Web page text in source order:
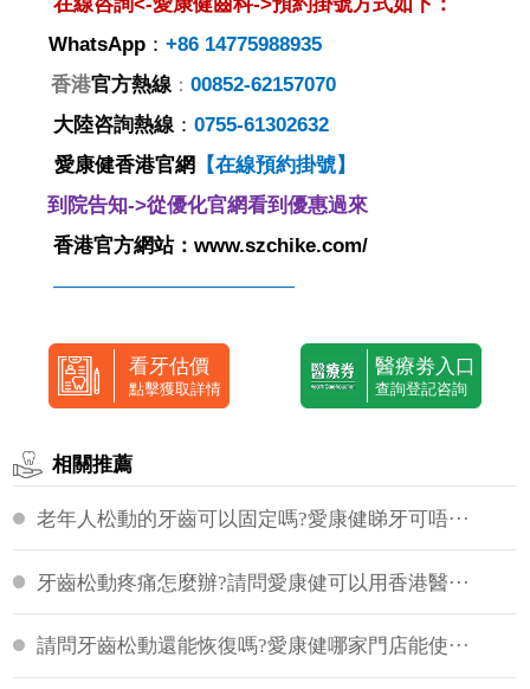
WhatsApp ：+86 14775988935
香港官方熱線 ：00852-62157070
大陸咨詢熱線：0755-61302632
愛康健香港官網
【在線預約掛號】
到院告知->從優化官網看到優惠過來
香港官方網站：www.szchike.com/
————————————
看牙估價
點擊獲取詳情
醫療劵入口
查詢登記咨詢
相關推薦
老年人松動的牙齒可以固定嗎?愛康健睇牙可唔···
牙齒松動疼痛怎麼辦?請問愛康健可以用香港醫···
請問牙齒松動還能恢復嗎?愛康健哪家門店能使···